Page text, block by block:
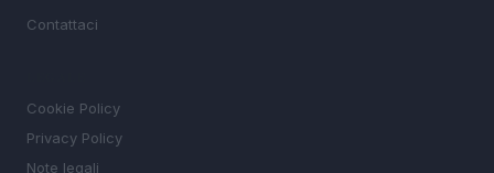
Contattaci
Cookie Policy
Privacy Policy
Note legali